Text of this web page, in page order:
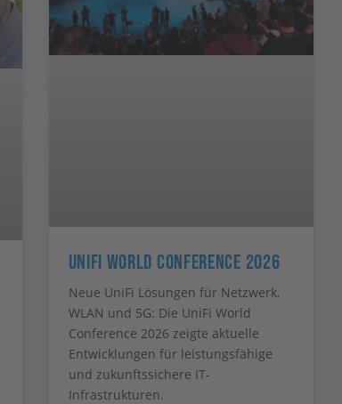
UniFi World Conference 2026
Neue UniFi Lösungen für Netzwerk,
WLAN und 5G: Die UniFi World
Conference 2026 zeigte aktuelle
Entwicklungen für leistungsfähige
und zukunftssichere IT-
Infrastrukturen.